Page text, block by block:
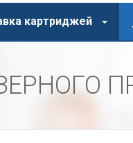
картриджей